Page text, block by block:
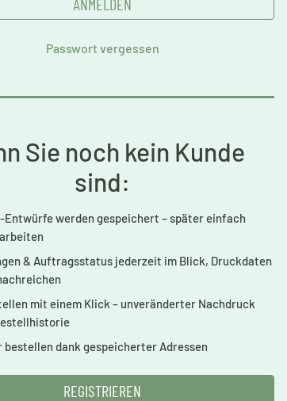
Passwort vergessen
Sie noch kein Kunde
sind:
Entwürfe werden gespeichert – später einfach
& Auftragsstatus jederzeit im Blick, Druckdaten
mit einem Klick – unveränderter Nachdruck
bestellen dank gespeicherter Adressen
REGISTRIEREN